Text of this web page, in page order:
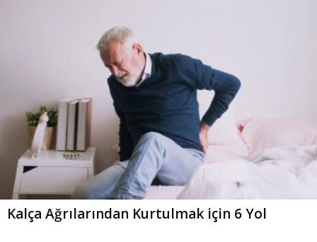
Kalça Ağrılarından Kurtulmak için 6 Yol